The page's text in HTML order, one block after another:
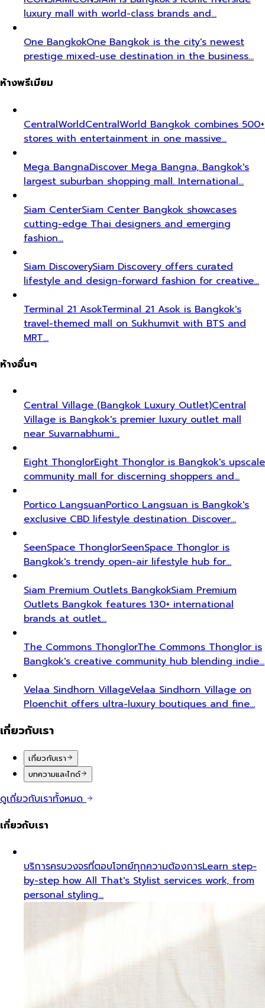
luxury mall with world-class brands and…
One BangkokOne Bangkok is the city's newest
prestige mixed-use destination in the business…
ห้างพรีเมียม
CentralWorldCentralWorld Bangkok combines 500+
stores with entertainment in one massive…
Mega BangnaDiscover Mega Bangna, Bangkok's
largest suburban shopping mall. International…
Siam CenterSiam Center Bangkok showcases
cutting-edge Thai designers and emerging
fashion…
Siam DiscoverySiam Discovery offers curated
lifestyle and design-forward fashion for creative…
Terminal 21 AsokTerminal 21 Asok is Bangkok's
travel-themed mall on Sukhumvit with BTS and
MRT…
ห้างอื่นๆ
Central Village (Bangkok Luxury Outlet)Central
Village is Bangkok's premier luxury outlet mall
near Suvarnabhumi…
Eight ThonglorEight Thonglor is Bangkok's upscale
community mall for discerning shoppers and…
Portico LangsuanPortico Langsuan is Bangkok's
exclusive CBD lifestyle destination. Discover…
SeenSpace ThonglorSeenSpace Thonglor is
Bangkok's trendy open-air lifestyle hub for…
Siam Premium Outlets BangkokSiam Premium
Outlets Bangkok features 130+ international
brands at outlet…
The Commons ThonglorThe Commons Thonglor is
Bangkok's creative community hub blending indie…
Velaa Sindhorn VillageVelaa Sindhorn Village on
Ploenchit offers ultra-luxury boutiques and fine…
เกี่ยวกับเรา
เกี่ยวกับเรา
บทความและไกด์
ดูเกี่ยวกับเราทั้งหมด
เกี่ยวกับเรา
บริการครบวงจรที่ตอบโจทย์ทุกความต้องการLearn step-
by-step how All That's Stylist services work, from
personal styling…